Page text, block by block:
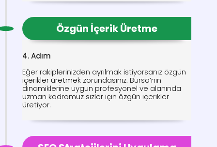
Özgün İçerik Üretme
4. Adım
Eğer rakiplerinizden ayrılmak istiyorsanız özgün
içerikler üretmek zorundasınız. Bursa’nın
dinamiklerine uygun profesyonel ve alanında
uzman kadromuz sizler için özgün içerikler
üretiyor.